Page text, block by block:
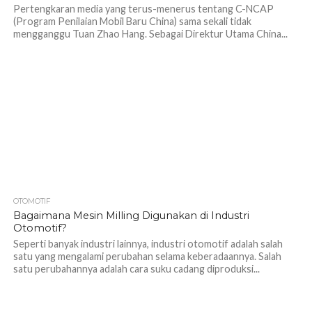
Pertengkaran media yang terus-menerus tentang C-NCAP
(Program Penilaian Mobil Baru China) sama sekali tidak
mengganggu Tuan Zhao Hang. Sebagai Direktur Utama China...
OTOMOTIF
Bagaimana Mesin Milling Digunakan di Industri
Otomotif?
Seperti banyak industri lainnya, industri otomotif adalah salah
satu yang mengalami perubahan selama keberadaannya. Salah
satu perubahannya adalah cara suku cadang diproduksi...